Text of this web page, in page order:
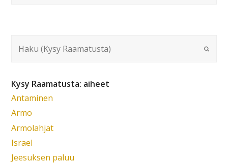
Kysy Raamatusta: aiheet
Antaminen
Armo
Armolahjat
Israel
Jeesuksen paluu